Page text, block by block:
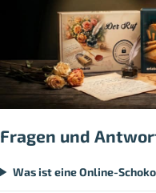
Fragen und
Was ist eine Online-